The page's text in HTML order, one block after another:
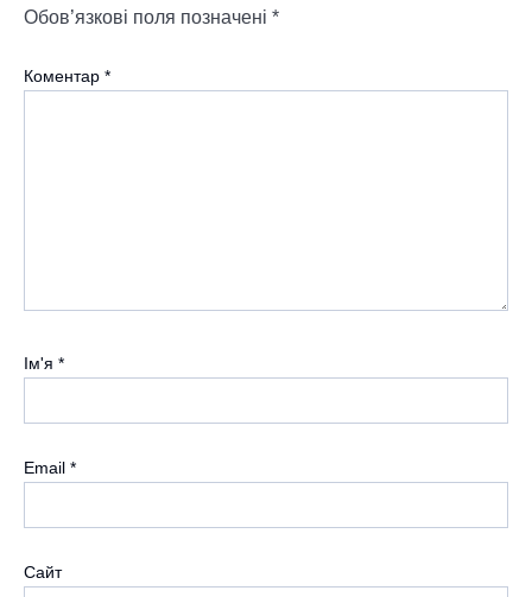
Обов’язкові поля позначені *
Коментар *
Ім'я *
Email *
Сайт